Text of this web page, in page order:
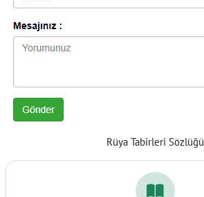
Rüya Tabirleri Sözlüğü